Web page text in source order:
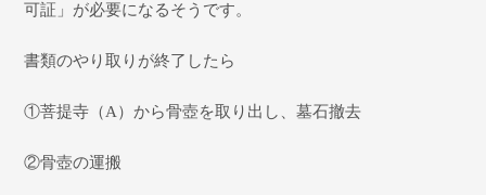
可証」が必要になるそうです。
書類のやり取りが終了したら
①菩提寺（A） から骨壺を取り出し、墓石撤去
②骨壺の運搬